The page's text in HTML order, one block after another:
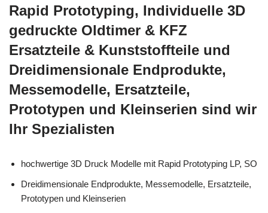
Rapid Prototyping, Individuelle 3D
gedruckte Oldtimer & KFZ
Ersatzteile & Kunststoffteile und
Dreidimensionale Endprodukte,
Messemodelle, Ersatzteile,
Prototypen und Kleinserien sind wir
Ihr Spezialisten
hochwertige 3D Druck Modelle mit Rapid Prototyping LP, SO
Dreidimensionale Endprodukte, Messemodelle, Ersatzteile,
Prototypen und Kleinserien